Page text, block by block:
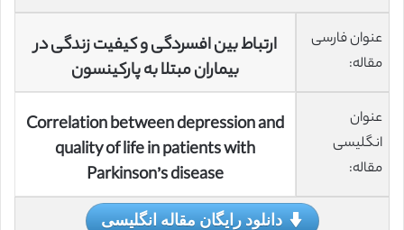
عنوان فارسی
مقاله:
ارتباط بین افسردگی و کیفیت زندگی در
بیماران مبتلا به پارکینسون
عنوان
انگلیسی
مقاله:
Correlation between depression and
quality of life in patients with
Parkinson’s disease
دانلود رایگان مقاله انگلیسی